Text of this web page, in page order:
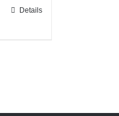
Details